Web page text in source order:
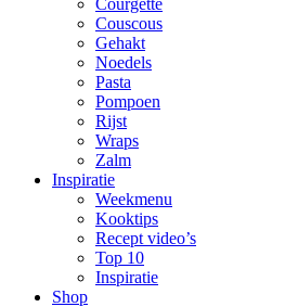
Courgette
Couscous
Gehakt
Noedels
Pasta
Pompoen
Rijst
Wraps
Zalm
Inspiratie
Weekmenu
Kooktips
Recept video’s
Top 10
Inspiratie
Shop